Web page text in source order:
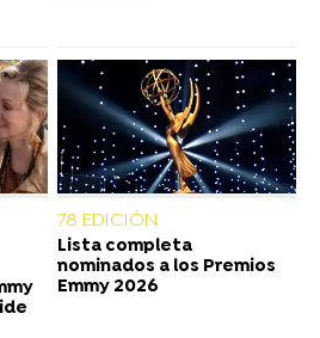
78 EDICIÓN
Lista completa
nominados a los Premios
Emmy 2026